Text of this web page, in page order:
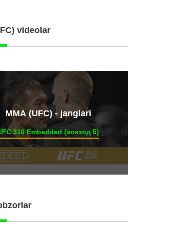
videolar
ММА (UFC) - janglari
310 Embedded (эпизод 5)